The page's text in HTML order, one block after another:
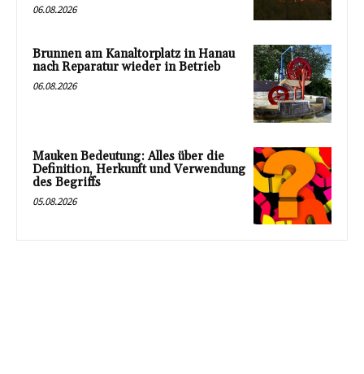
06.08.2026
Brunnen am Kanaltorplatz in Hanau
nach Reparatur wieder in Betrieb
06.08.2026
Mauken Bedeutung: Alles über die
Definition, Herkunft und Verwendung
des Begriffs
05.08.2026